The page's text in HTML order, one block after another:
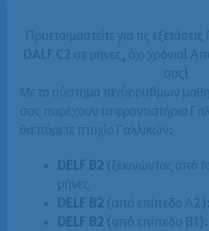
Προετοιμαστείτε για τις
DALF C2 σε μήνες, όχι χρόνια!
σας!
Με το σύστημα ταχύρρυθμων
σας παρέχουν τα φροντιστήρια
θα πάρετε πτυχίο Γαλλικών:
DELF B2 (ξεκινώντας από
μήνες
DELF B2 (από επίπεδο
DELF B2 (από επίπεδο